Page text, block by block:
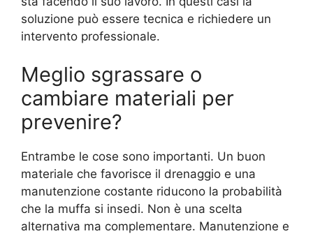
soluzione può essere tecnica e richiedere un
intervento professionale.
Meglio sgrassare o
cambiare materiali per
prevenire?
Entrambe le cose sono importanti. Un buon
materiale che favorisce il drenaggio e una
manutenzione costante riducono la probabilità
che la muffa si insedi. Non è una scelta
alternativa ma complementare. Manutenzione e